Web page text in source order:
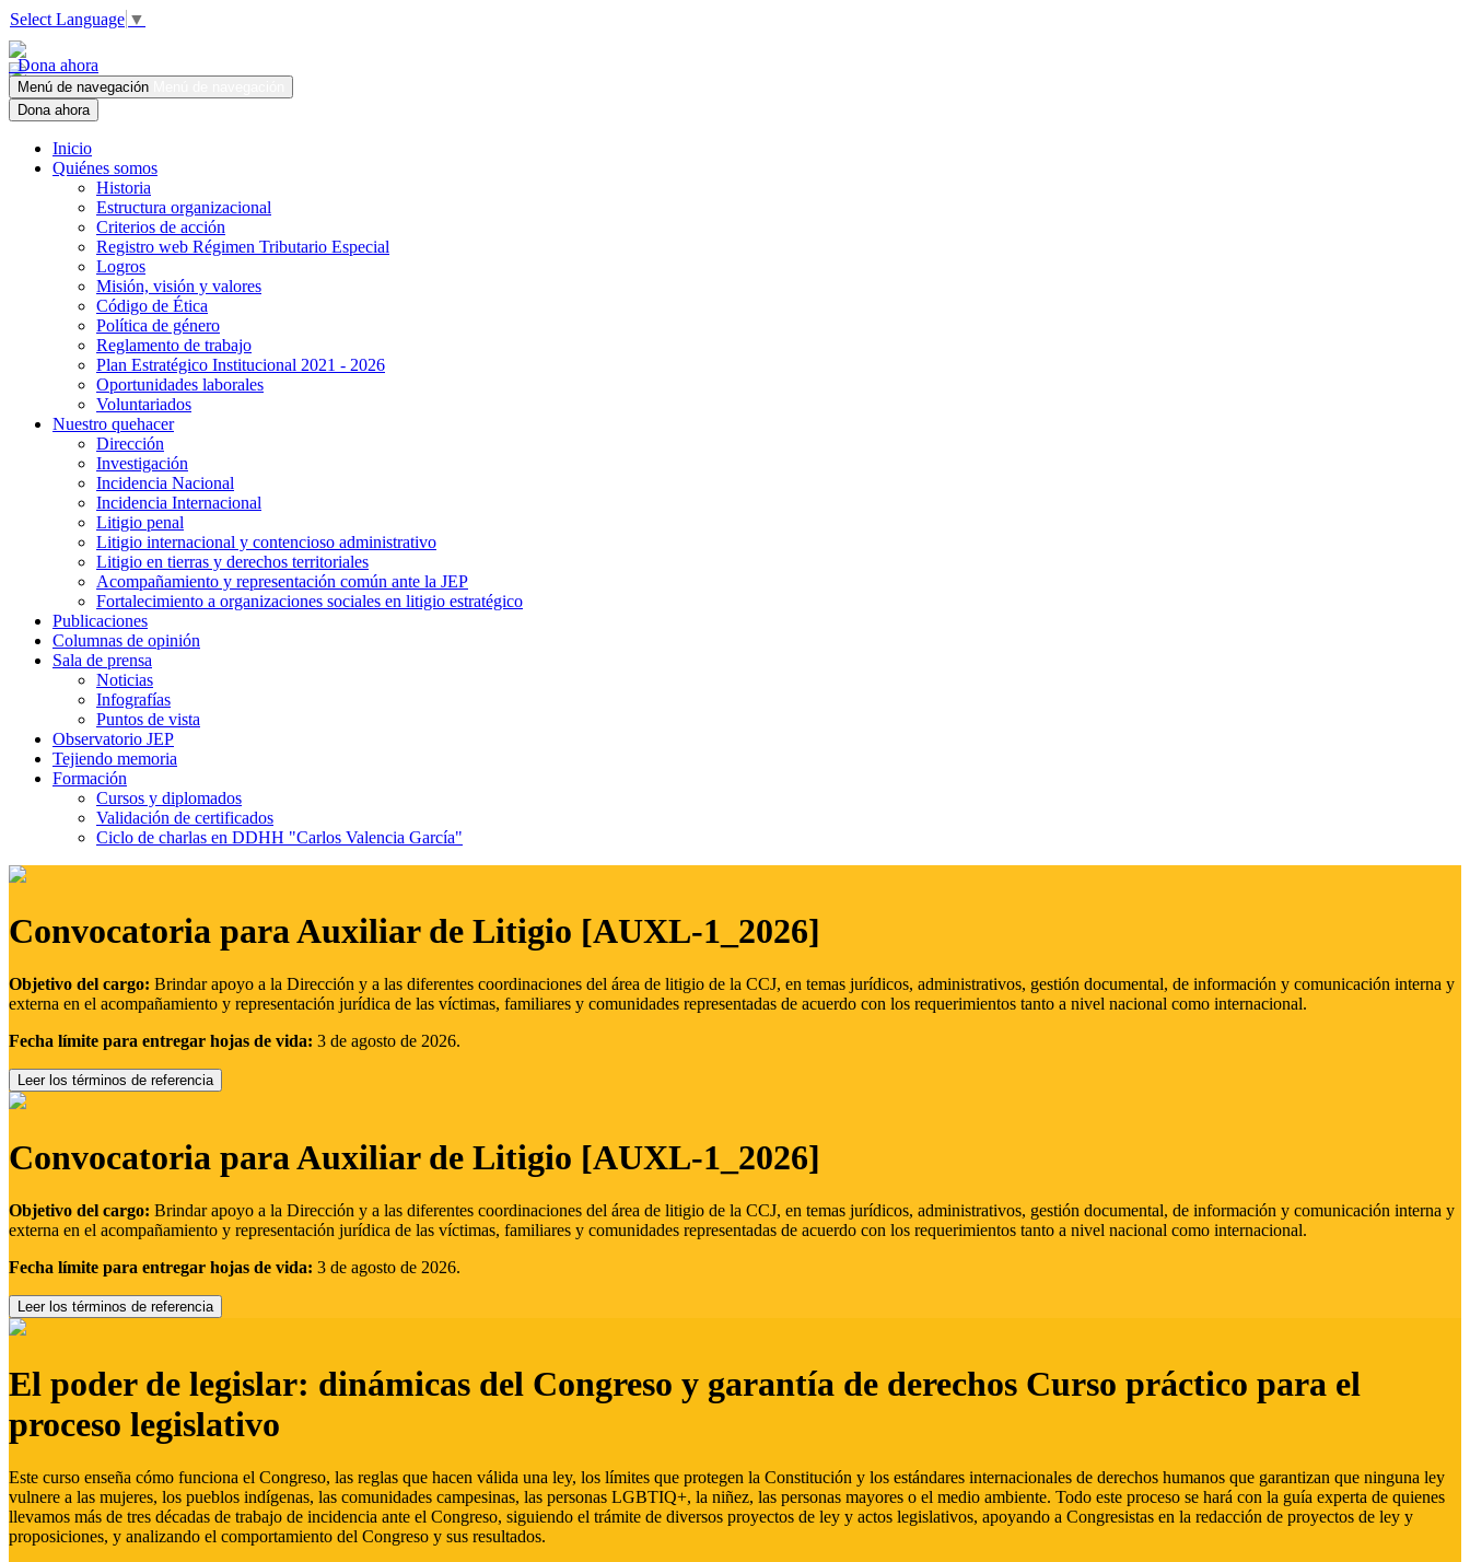
Select Language ▼
Dona ahora
Menú de navegación
Dona ahora
Inicio
Quiénes somos
Historia
Estructura organizacional
Criterios de acción
Registro web Régimen Tributario Especial
Logros
Misión, visión y valores
Código de Ética
Política de género
Reglamento de trabajo
Plan Estratégico Institucional 2021 - 2026
Oportunidades laborales
Voluntariados
Nuestro quehacer
Dirección
Investigación
Incidencia Nacional
Incidencia Internacional
Litigio penal
Litigio internacional y contencioso administrativo
Litigio en tierras y derechos territoriales
Acompañamiento y representación común ante la JEP
Fortalecimiento a organizaciones sociales en litigio estratégico
Publicaciones
Columnas de opinión
Sala de prensa
Noticias
Infografías
Puntos de vista
Observatorio JEP
Tejiendo memoria
Formación
Cursos y diplomados
Validación de certificados
Ciclo de charlas en DDHH "Carlos Valencia García"
Convocatoria para Auxiliar de Litigio [AUXL-1_2026]
Objetivo del cargo: Brindar apoyo a la Dirección y a las diferentes coordinaciones del área de litigio de la CCJ, en temas jurídicos, administrativos, gestión documental, de información y comunicación interna y
externa en el acompañamiento y representación jurídica de las víctimas, familiares y comunidades representadas de acuerdo con los requerimientos tanto a nivel nacional como internacional.
Fecha límite para entregar hojas de vida: 3 de agosto de 2026.
Leer los términos de referencia
Convocatoria para Auxiliar de Litigio [AUXL-1_2026]
Objetivo del cargo: Brindar apoyo a la Dirección y a las diferentes coordinaciones del área de litigio de la CCJ, en temas jurídicos, administrativos, gestión documental, de información y comunicación interna y
externa en el acompañamiento y representación jurídica de las víctimas, familiares y comunidades representadas de acuerdo con los requerimientos tanto a nivel nacional como internacional.
Fecha límite para entregar hojas de vida: 3 de agosto de 2026.
Leer los términos de referencia
El poder de legislar: dinámicas del Congreso y garantía de derechos Curso práctico para el
proceso legislativo
Este curso enseña cómo funciona el Congreso, las reglas que hacen válida una ley, los límites que protegen la Constitución y los estándares internacionales de derechos humanos que garantizan que ninguna ley
vulnere a las mujeres, los pueblos indígenas, las comunidades campesinas, las personas LGBTIQ+, la niñez, las personas mayores o el medio ambiente. Todo este proceso se hará con la guía experta de quienes
llevamos más de tres décadas de trabajo de incidencia ante el Congreso, siguiendo el trámite de diversos proyectos de ley y actos legislativos, apoyando a Congresistas en la redacción de proyectos de ley y
proposiciones, y analizando el comportamiento del Congreso y sus resultados.